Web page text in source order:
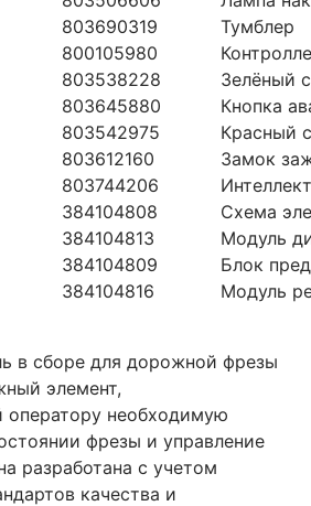
803690319
Тумблер
800105980
803538228
Зелёный
803645880
Кнопка
803542975
Красный
803612160
Замок
803744206
384104808
Схема
384104813
Модуль
384104809
Блок
384104816 Модуль
в сборе для дорожной фрезы
элемент,
необходимую
фрезы и управление
разработана с учетом
качества и